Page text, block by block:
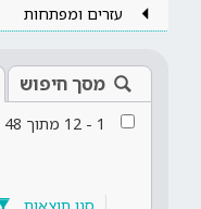
עזרים ומפתחות
מסך חיפוש
1
-
12 מתוך 48